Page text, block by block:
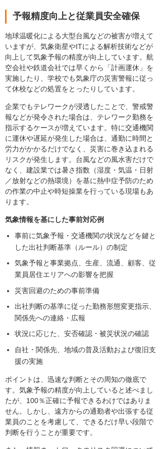
予報精度向上と従業員安全確保
地球温暖化による大型台風などの被害が増えて
いますが、気象衛星やITによる解析技術などが
向上して気象予報の精度が向上しています。航
空会社や鉄道会社では早くから「計画運休」を
実施したり、学校でも気象庁の災害警報に従っ
て休校などの処置をとったりしています。
企業でもテレワークが浸透したことで、警戒警
報などが発令された場合は、テレワーク勤務を
指示するケースが増えています。特に交通機関
に運休や遅延が発生した場合は、通勤に時間と
労力がかかるだけでなく、災害に巻き込まれる
リスクが発生します。台風などの風水害だけで
なく、建設業では暑さ指数（湿度・気温・日射
／放射などの熱環境）を基に熱中症予防のため
の作業の中止や時短操業を行っている現場もあ
ります。
気象情報を基にした事前対応例
事前に気象予報・交通機関の状況などを鍵と
した出社判断基準（ルール）の制定
気象予報と事業拠点、生産、流通、顧客、従
業員居住エリアへの影響を把握
災害回避のための事前準備
出社判断の基準に従った勤務形態変更指示、
関係先への連絡・広報
状況に応じた、安否確認・被災状況の確認
自社・関係先、地域の普及活動および復旧支
援の実施
ポイントは、迅速な判断とその周知の徹底で
す。気象予報の精度が向上していると述べまし
たが、100％正確に予報できるわけではありま
せん。しかし、遠方からの通勤者や出張する従
業員のことを考慮して、できるだけ早い段階で
判断を行うことが重要です。